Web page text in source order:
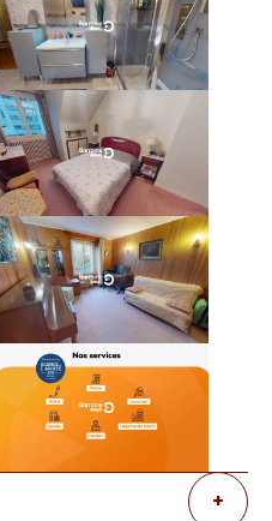
+